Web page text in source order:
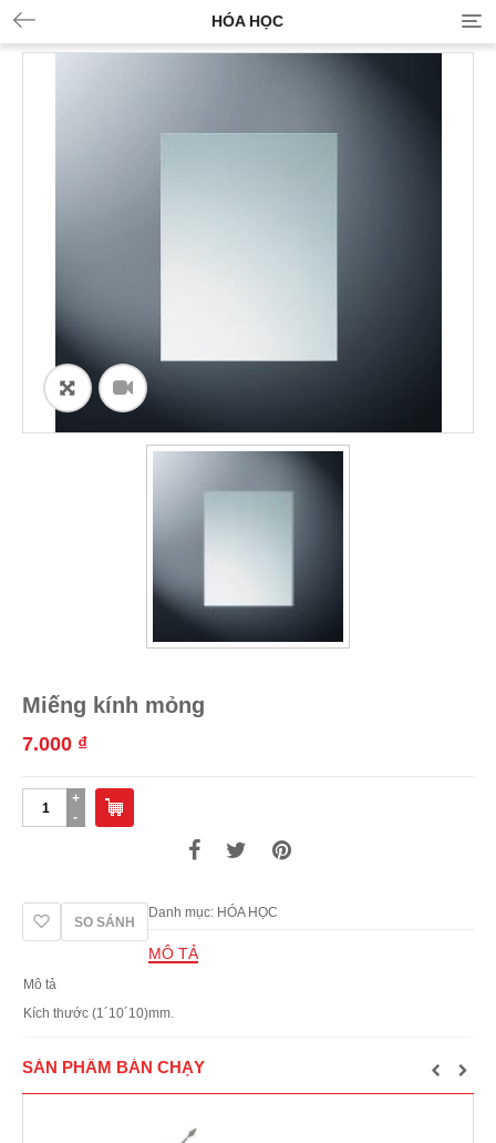
HÓA HỌC
ðŸ”
Miếng kính mỏng
7.000 ₫
SO SÁNH
Danh mục: HÓA HỌC
MÔ TẢ
Mô tả
Kích thước (1´10´10)mm.
SẢN PHẨM BÁN CHẠY